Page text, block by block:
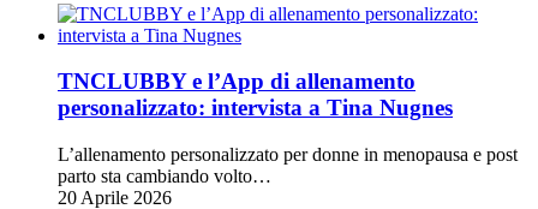
TNCLUBBY e l’App di allenamento
personalizzato: intervista a Tina Nugnes
L’allenamento personalizzato per donne in menopausa e post
parto sta cambiando volto…
20 Aprile 2026